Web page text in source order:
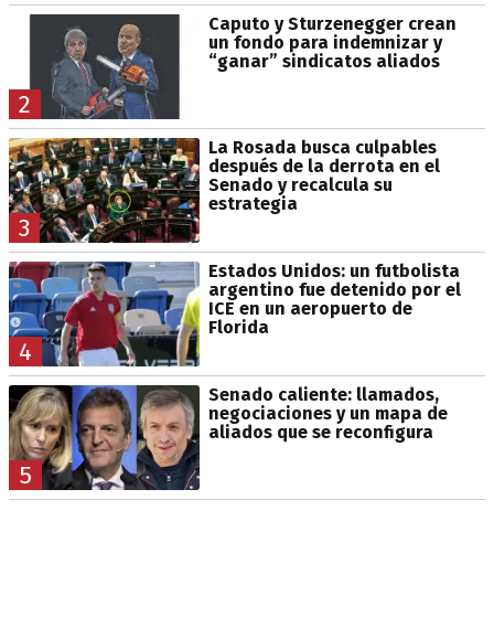
2
Caputo y Sturzenegger crean
un fondo para indemnizar y
“ganar” sindicatos aliados
3
La Rosada busca culpables
después de la derrota en el
Senado y recalcula su
estrategia
4
Estados Unidos: un futbolista
argentino fue detenido por el
ICE en un aeropuerto de
Florida
5
Senado caliente: llamados,
negociaciones y un mapa de
aliados que se reconfigura